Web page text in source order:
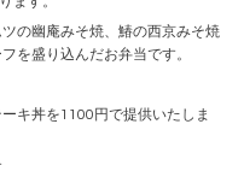
の幽庵みそ焼、鰆の西京みそ焼
を盛り込んだお弁当です。
キ丼を1100円で提供いたしま